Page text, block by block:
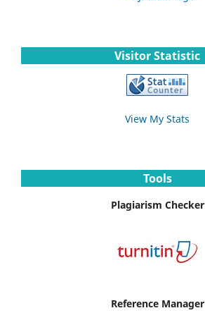
Visitor Statistic
View My Stats
Tools
Plagiarism Checker
Reference Manager